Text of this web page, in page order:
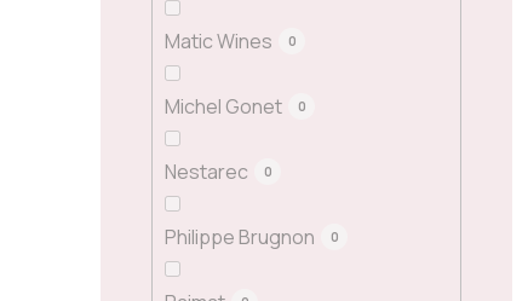
Matic Wines 0
Michel Gonet 0
Nestarec 0
Philippe Brugnon 0